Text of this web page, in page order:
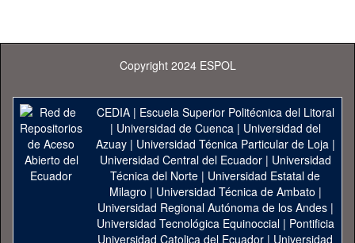
Copyright 2024 ESPOL
CEDIA| Escuela Superior Politécnica del Litoral
| Universidad de Cuenca| Universidad del
Azuay| Universidad Técnica Particular de Loja|
Universidad Central del Ecuador| Universidad
Técnica del Norte | Universidad Estatal de
Milagro | Universidad Técnica de Ambato |
Universidad Regional Autónoma de los Andes|
Universidad Tecnológica Equinoccial| Pontificia
Universidad Catolica del Ecuador | Universidad